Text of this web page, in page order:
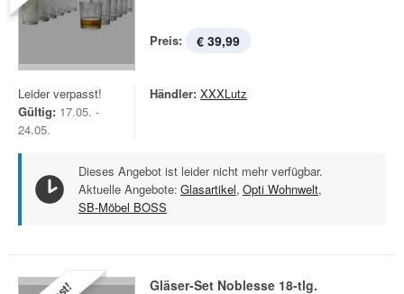
Preis: € 39,99
Leider verpasst!
Gültig: 17.05. -
24.05.
Händler: XXXLutz
Dieses Angebot ist leider nicht mehr verfügbar.
Aktuelle Angebote: Glasartikel, Opti Wohnwelt,
SB-Möbel BOSS
Gläser-Set Noblesse 18-tlg.